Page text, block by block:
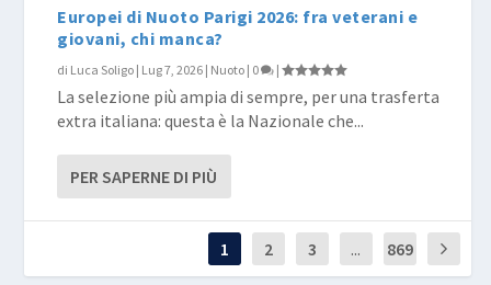
Europei di Nuoto Parigi 2026: fra veterani e
giovani, chi manca?
di Luca Soligo | Lug 7, 2026 | Nuoto | 0 |
La selezione più ampia di sempre, per una trasferta
extra italiana: questa è la Nazionale che...
PER SAPERNE DI PIÙ
1 2 3 ... 869